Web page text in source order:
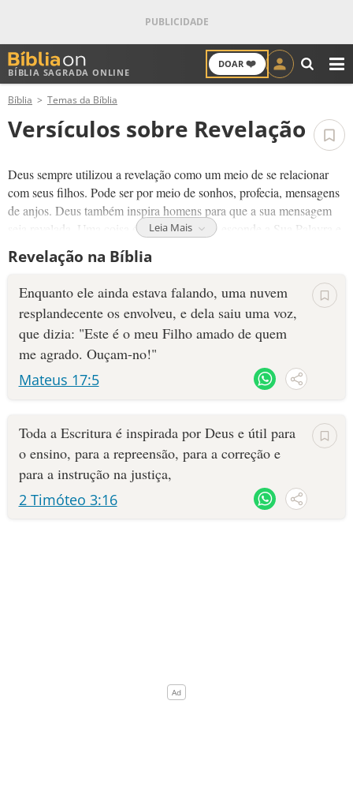
BÍBLIA SAGRADA ONLINE
DOAR ❤️
ANTIGO TESTAMENTO
VERSÍCULOS
VERSÍCULO DO DIA
PALAVRA DO DIA
SALMO DO DIA
DEVOCIONAL DIÁRIO
10 MANDAMENTOS
ESBOÇOS DE PREGAÇÃO
TEMAS
Bíblia Temas da Bíblia
Versículos sobre Revelação
Deus sempre utilizou a revelação como um meio de se relacionar
com seus filhos. Pode ser por meio de sonhos, profecia, mensagens
de anjos. Deus também inspira homens para que a sua mensagem
seja revelada. Uma coisa é certa: Deus não esconde a Sua Palavra e
nem deixa oculta o Caminho da Salvação.
constatamos quantas revelações Deus deu aos seus filhos. Esta
revelação viva e eficaz continua transformando vidas até hoje e
trazendo almas das trevas para a sua poderosa luz!
Leia Mais
Revelação na Bíblia
Enquanto ele ainda estava falando, uma nuvem
resplandecente os envolveu, e dela saiu uma voz,
que dizia: "Este é o meu Filho amado de quem
me agrado. Ouçam-no!"
Mateus 17:5
Toda a Escritura é inspirada por Deus e útil para
o ensino, para a repreensão, para a correção e
para a instrução na justiça,
2 Timóteo 3:16